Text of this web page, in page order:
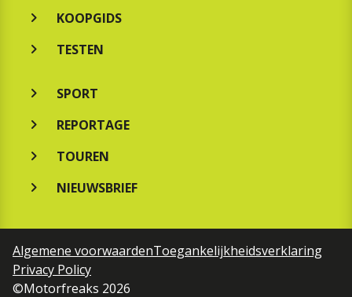
KOOPGIDS
TESTEN
SPORT
REPORTAGE
TOUREN
NIEUWSBRIEF
Algemene voorwaardenToegankelijkheidsverklaring
Privacy Policy
©Motorfreaks 2026